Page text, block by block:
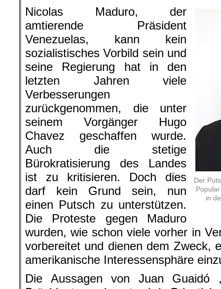
Der
in
Nicolas Maduro, der
amtierende Präsident
Venezuelas, kann kein
sozialistisches Vorbild sein und
seine Regierung hat in den
letzten Jahren viele
Verbesserungen
zurückgenommen, die unter
seinem Vorgänger Hugo
Chavez geschaffen wurde.
Auch die stetige
Bürokratisierung des Landes
ist zu kritisieren. Doch dies
darf kein Grund sein, nun
einen Putsch zu unterstützen.
Die Proteste gegen Maduro
wurden, wie schon viele vorher in
vorbereitet und dienen dem Zweck,
amerikanische Interessensphäre
Die Aussagen von Juan